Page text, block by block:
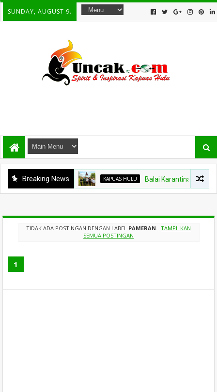
SUNDAY, AUGUST 9.
Breaking News KAPUAS HULU Balai Karantina Kalbar
TIDAK ADA POSTINGAN DENGAN LABEL PAMERAN. TAMPILKAN
SEMUA POSTINGAN
1